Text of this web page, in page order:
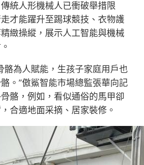
統人形機械人已衝破舉措限
才能躍升至踢球競技、衣物護
緻操縱，展示人工智能與機械
骼為人賦能，生孩子家庭用戶也
。”傲鯊智能市場總監張華向記
骼，例如，看似通俗的馬甲卻
合適地面采摘、居家裝修。